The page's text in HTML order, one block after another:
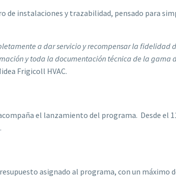
de instalaciones y trazabilidad, pensado para
a dar servicio y recompensar la fidelidad
y toda la documentación técnica de la
Frigicoll HVAC.
el lanzamiento del programa. Desde el
asignado al programa, con un máximo